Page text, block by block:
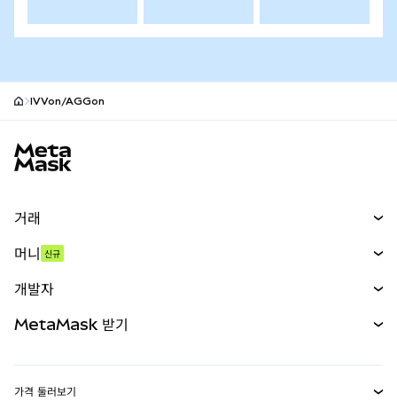
IVVon/AGGon
거래
무기한 선물
실물자산
머니 신규
개발자
MetaMask 받기
가격 둘러보기